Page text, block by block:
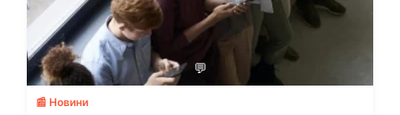
💬
📰 Новини